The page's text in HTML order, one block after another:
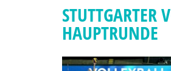
STUTTGARTER
HAUPTRUNDE